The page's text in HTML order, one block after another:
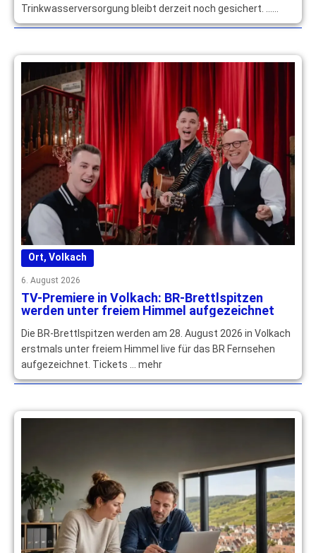
Trinkwasserversorgung bleibt derzeit noch gesichert. …
mehr
Ort, Volkach
6. August 2026
TV-Premiere in Volkach: BR-Brettlspitzen
werden unter freiem Himmel aufgezeichnet
Die BR-Brettlspitzen werden am 28. August 2026 in Volkach
erstmals unter freiem Himmel live für das BR Fernsehen
aufgezeichnet. Tickets … mehr